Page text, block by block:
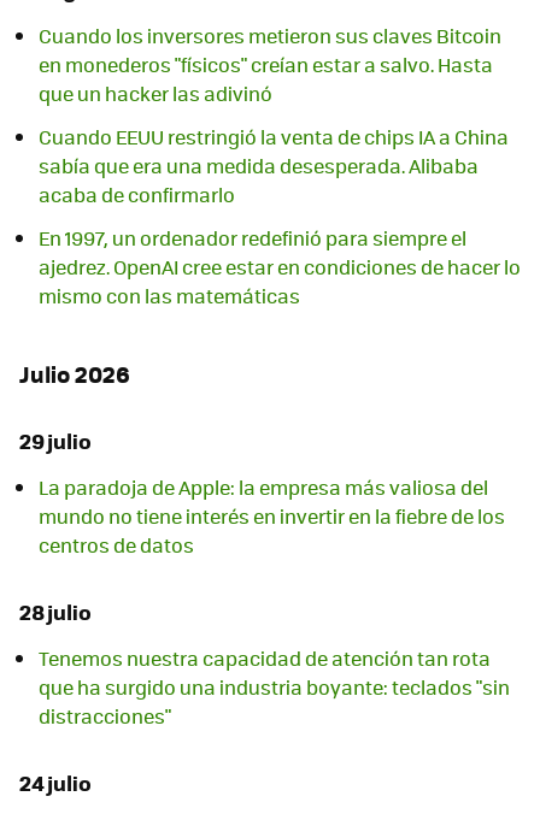
Cuando los inversores metieron sus claves Bitcoin
en monederos "físicos" creían estar a salvo. Hasta
que un hacker las adivinó
Cuando EEUU restringió la venta de chips IA a China
sabía que era una medida desesperada. Alibaba
acaba de confirmarlo
En 1997, un ordenador redefinió para siempre el
ajedrez. OpenAI cree estar en condiciones de hacer lo
mismo con las matemáticas
Julio 2026
29 julio
La paradoja de Apple: la empresa más valiosa del
mundo no tiene interés en invertir en la fiebre de los
centros de datos
28 julio
Tenemos nuestra capacidad de atención tan rota
que ha surgido una industria boyante: teclados "sin
distracciones"
24 julio